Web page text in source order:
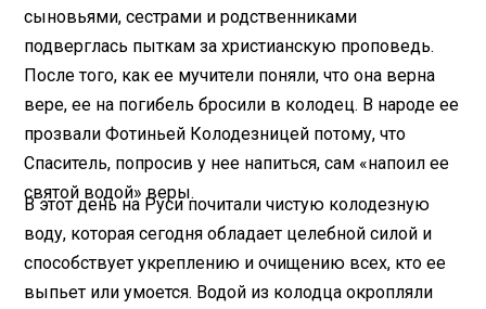
сыновьями, сестрами и родственниками
подверглась пыткам за христианскую проповедь.
После того, как ее мучители поняли, что она верна
вере, ее на погибель бросили в колодец. В народе ее
прозвали Фотиньей Колодезницей потому, что
Спаситель, попросив у нее напиться, сам «напоил ее
святой водой» веры.
В этот день на Руси почитали чистую колодезную
воду, которая сегодня обладает целебной силой и
способствует укреплению и очищению всех, кто ее
выпьет или умоется. Водой из колодца окропляли